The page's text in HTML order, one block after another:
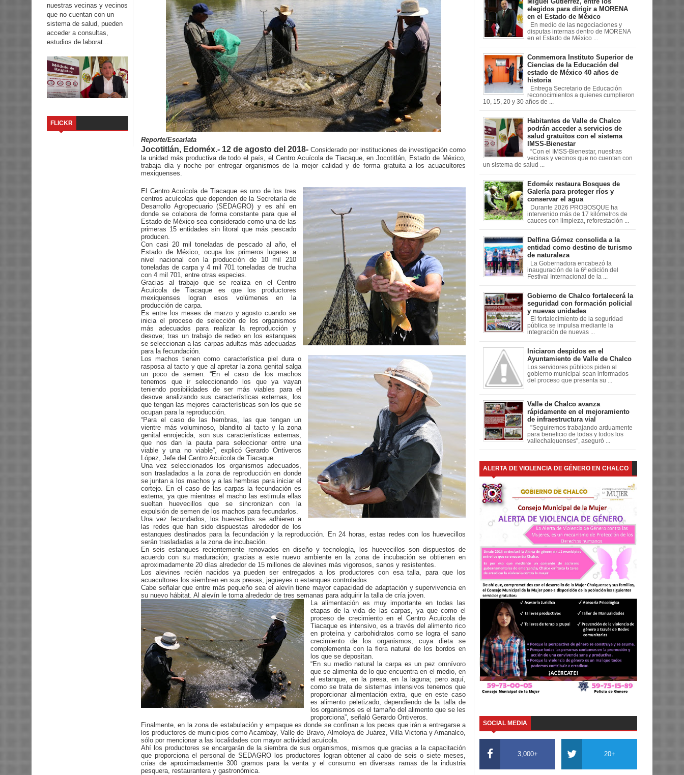
nuestras vecinas y vecinos
que no cuentan con un
sistema de salud, pueden
acceder a consultas,
estudios de laborat...
FLICKR
Reporte/Escarlata
Jocotitlán, Edoméx.- 12 de agosto del 2018- Considerado por instituciones de investigación como
la unidad más productiva de todo el país, el Centro Acuícola de Tiacaque, en Jocotitlán, Estado de México,
trabaja día y noche por entregar organismos de la mejor calidad y de forma gratuita a los acuacultores
mexiquenses.
El Centro Acuícola de Tiacaque es uno de los tres
centros acuícolas que dependen de la Secretaría de
Desarrollo Agropecuario (SEDAGRO) y es ahí en
donde se colabora de forma constante para que el
Estado de México sea considerado como una de las
primeras 15 entidades sin litoral que más pescado
producen.
Con casi 20 mil toneladas de pescado al año, el
Estado de México, ocupa los primeros lugares a
nivel nacional con la producción de 10 mil 210
toneladas de carpa y 4 mil 701 toneladas de trucha
con 4 mil 701, entre otras especies.
Gracias al trabajo que se realiza en el Centro
Acuícola de Tiacaque es que los productores
mexiquenses logran esos volúmenes en la
producción de carpa.
Es entre los meses de marzo y agosto cuando se
inicia el proceso de selección de los organismos
más adecuados para realizar la reproducción y
desove; tras un trabajo de redeo en los estanques
se seleccionan a las carpas adultas más adecuadas
para la fecundación.
Los machos tienen como característica piel dura o
rasposa al tacto y que al apretar la zona genital salga
un poco de semen. “En el caso de los machos
tenemos que ir seleccionando los que ya vayan
teniendo posibilidades de ser más viables para el
desove analizando sus características externas, los
que tengan las mejores características son los que se
ocupan para la reproducción.
“Para el caso de las hembras, las que tengan un
vientre más voluminoso, blandito al tacto y la zona
genital enrojecida, son sus características externas,
que nos dan la pauta para seleccionar entre una
viable y una no viable”, explicó Gerardo Ontiveros
López, Jefe del Centro Acuícola de Tiacaque.
Una vez seleccionados los organismos adecuados,
son trasladados a la zona de reproducción en donde
se juntan a los machos y a las hembras para iniciar el
cortejo. En el caso de las carpas la fecundación es
externa, ya que mientras el macho las estimula ellas
sueltan huevecillos que se sincronizan con la
expulsión de semen de los machos para fecundarlos.
Una vez fecundados, los huevecillos se adhieren a
las redes que han sido dispuestas alrededor de los
estanques destinados para la fecundación y la reproducción. En 24 horas, estas redes con los huevecillos
serán trasladadas a la zona de incubación.
En seis estanques recientemente renovados en diseño y tecnología, los huevecillos son dispuestos de
acuerdo con su maduración; gracias a este nuevo ambiente en la zona de incubación se obtienen en
aproximadamente 20 días alrededor de 15 millones de alevines más vigorosos, sanos y resistentes.
Los alevines recién nacidos ya pueden ser entregados a los productores con esa talla, para que los
acuacultores los siembren en sus presas, jagüeyes o estanques controlados.
Cabe señalar que entre más pequeño sea el alevín tiene mayor capacidad de adaptación y supervivencia en
su nuevo hábitat. Al alevín le toma alrededor de tres semanas para adquirir la talla de cría joven.
La alimentación es muy importante en todas las
etapas de la vida de las carpas, ya que como el
proceso de crecimiento en el Centro Acuícola de
Tiacaque es intensivo, es a través del alimento rico
en proteína y carbohidratos como se logra el sano
crecimiento de los organismos, cuya dieta se
complementa con la flora natural de los bordos en
los que se depositan.
“En su medio natural la carpa es un pez omnívoro
que se alimenta de lo que encuentra en el medio, en
el estanque, en la presa, en la laguna; pero aquí,
como se trata de sistemas intensivos tenemos que
proporcionar alimentación extra, que en este caso
es alimento peletizado, dependiendo de la talla de
los organismos es el tamaño del alimento que se les
proporciona”, señaló Gerardo Ontiveros.
Finalmente, en la zona de estabulación y empaque es donde se confinan a los peces que irán a entregarse a
los productores de municipios como Acambay, Valle de Bravo, Almoloya de Juárez, Villa Victoria y Amanalco,
sólo por mencionar a las localidades con mayor actividad acuícola.
Ahí los productores se encargarán de la siembra de sus organismos, mismos que gracias a la capacitación
que proporciona el personal de SEDAGRO los productores logran obtener al cabo de seis o siete meses,
crías de aproximadamente 300 gramos para la venta y el consumo en diversas ramas de la industria
pesquera, restaurantera y gastronómica.
elegidos para dirigir a MORENA
en el Estado de México
En medio de las negociaciones y
disputas internas dentro de MORENA
en el Estado de México ...
Conmemora Instituto Superior de
Ciencias de la Educación del
estado de México 40 años de
historia
Entrega Secretario de Educación
reconocimientos a quienes cumplieron
10, 15, 20 y 30 años de ...
Habitantes de Valle de Chalco
podrán acceder a servicios de
salud gratuitos con el sistema
IMSS-Bienestar
“Con el IMSS-Bienestar, nuestras
vecinas y vecinos que no cuentan con
un sistema de salud ...
Edoméx restaura Bosques de
Galería para proteger ríos y
conservar el agua
Durante 2026 PROBOSQUE ha
intervenido más de 17 kilómetros de
cauces con limpieza, reforestación ...
Delfina Gómez consolida a la
entidad como destino de turismo
de naturaleza
La Gobernadora encabezó la
inauguración de la 6ª edición del
Festival Internacional de la ...
Gobierno de Chalco fortalecerá la
seguridad con formación policial
y nuevas unidades
El fortalecimiento de la seguridad
pública se impulsa mediante la
integración de nuevas ...
Iniciaron despidos en el
Ayuntamiento de Valle de Chalco
Los servidores públicos piden al
gobierno municipal sean informados
del proceso que presenta su ...
Valle de Chalco avanza
rápidamente en el mejoramiento
de infraestructura vial
"Seguiremos trabajando arduamente
para beneficio de todas y todos los
vallechalquenses", aseguró ...
ALERTA DE VIOLENCIA DE GÉNERO EN CHALCO
SOCIAL MEDIA
3,000+ 20+